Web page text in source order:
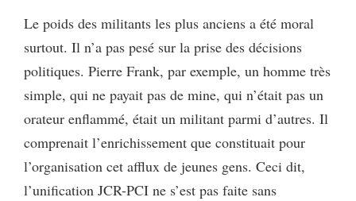
Le poids des militants les plus anciens a été moral
surtout. Il n’a pas pesé sur la prise des décisions
politiques. Pierre Frank, par exemple, un homme très
simple, qui ne payait pas de mine, qui n’était pas un
orateur enflammé, était un militant parmi d’autres. Il
comprenait l’enrichissement que constituait pour
l’organisation cet afflux de jeunes gens. Ceci dit,
l’unification JCR-PCI ne s’est pas faite sans